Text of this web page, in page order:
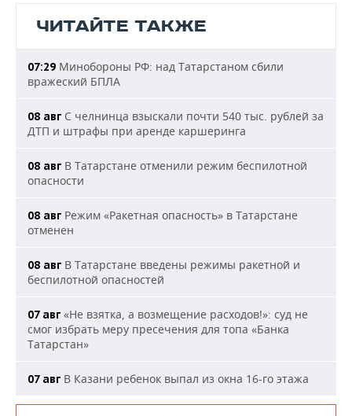
ЧИТАЙТЕ ТАКЖЕ
07:29 Минобороны РФ: над Татарстаном сбили
вражеский БПЛА
08 авг С челнинца взыскали почти 540 тыс. рублей за
ДТП и штрафы при аренде каршеринга
08 авг В Татарстане отменили режим беспилотной
опасности
08 авг Режим «Ракетная опасность» в Татарстане
отменен
08 авг В Татарстане введены режимы ракетной и
беспилотной опасностей
07 авг «Не взятка, а возмещение расходов!»: суд не
смог избрать меру пресечения для топа «Банка
Татарстан»
07 авг В Казани ребенок выпал из окна 16-го этажа